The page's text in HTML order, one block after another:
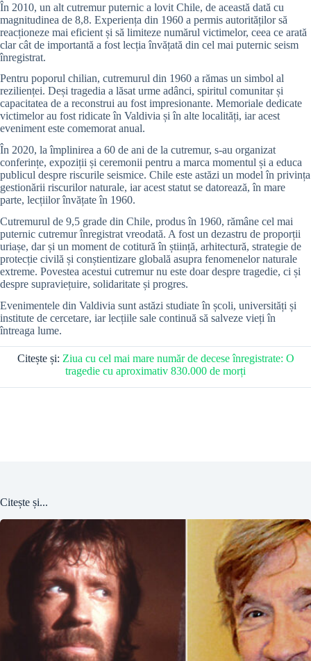
În 2010, un alt cutremur puternic a lovit Chile, de această dată cu
magnitudinea de 8,8. Experiența din 1960 a permis autorităților să
reacționeze mai eficient și să limiteze numărul victimelor, ceea ce arată
clar cât de importantă a fost lecția învățată din cel mai puternic seism
înregistrat.
Pentru poporul chilian, cutremurul din 1960 a rămas un simbol al
rezilienței. Deși tragedia a lăsat urme adânci, spiritul comunitar și
capacitatea de a reconstrui au fost impresionante. Memoriale dedicate
victimelor au fost ridicate în Valdivia și în alte localități, iar acest
eveniment este comemorat anual.
În 2020, la împlinirea a 60 de ani de la cutremur, s-au organizat
conferințe, expoziții și ceremonii pentru a marca momentul și a educa
publicul despre riscurile seismice. Chile este astăzi un model în privința
gestionării riscurilor naturale, iar acest statut se datorează, în mare
parte, lecțiilor învățate în 1960.
Cutremurul de 9,5 grade din Chile, produs în 1960, rămâne cel mai
puternic cutremur înregistrat vreodată. A fost un dezastru de proporții
uriașe, dar și un moment de cotitură în știință, arhitectură, strategie de
protecție civilă și conștientizare globală asupra fenomenelor naturale
extreme. Povestea acestui cutremur nu este doar despre tragedie, ci și
despre supraviețuire, solidaritate și progres.
Evenimentele din Valdivia sunt astăzi studiate în școli, universități și
institute de cercetare, iar lecțiile sale continuă să salveze vieți în
întreaga lume.
Citește și: Ziua cu cel mai mare număr de decese înregistrate: O
tragedie cu aproximativ 830.000 de morți
Citește și...